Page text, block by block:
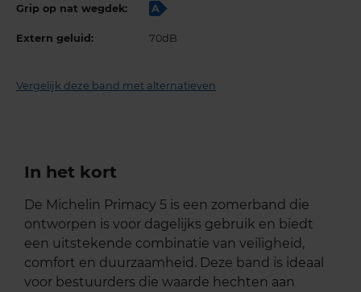
Grip op nat wegdek: A
Extern geluid: 70dB
Vergelijk deze band met alternatieven
In het kort
De Michelin Primacy 5 is een zomerband die
ontworpen is voor dagelijks gebruik en biedt
een uitstekende combinatie van veiligheid,
comfort en duurzaamheid. Deze band is ideaal
voor bestuurders die waarde hechten aan